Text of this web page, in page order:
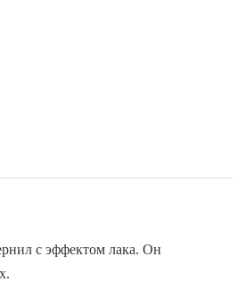
с эффектом лака. Он